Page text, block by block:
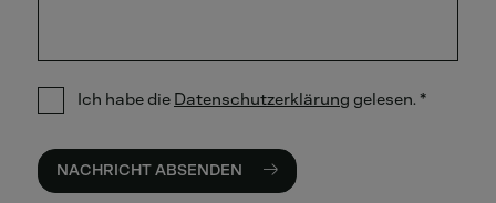
Ich habe die Datenschutzerklärung gelesen. *
NACHRICHT ABSENDEN